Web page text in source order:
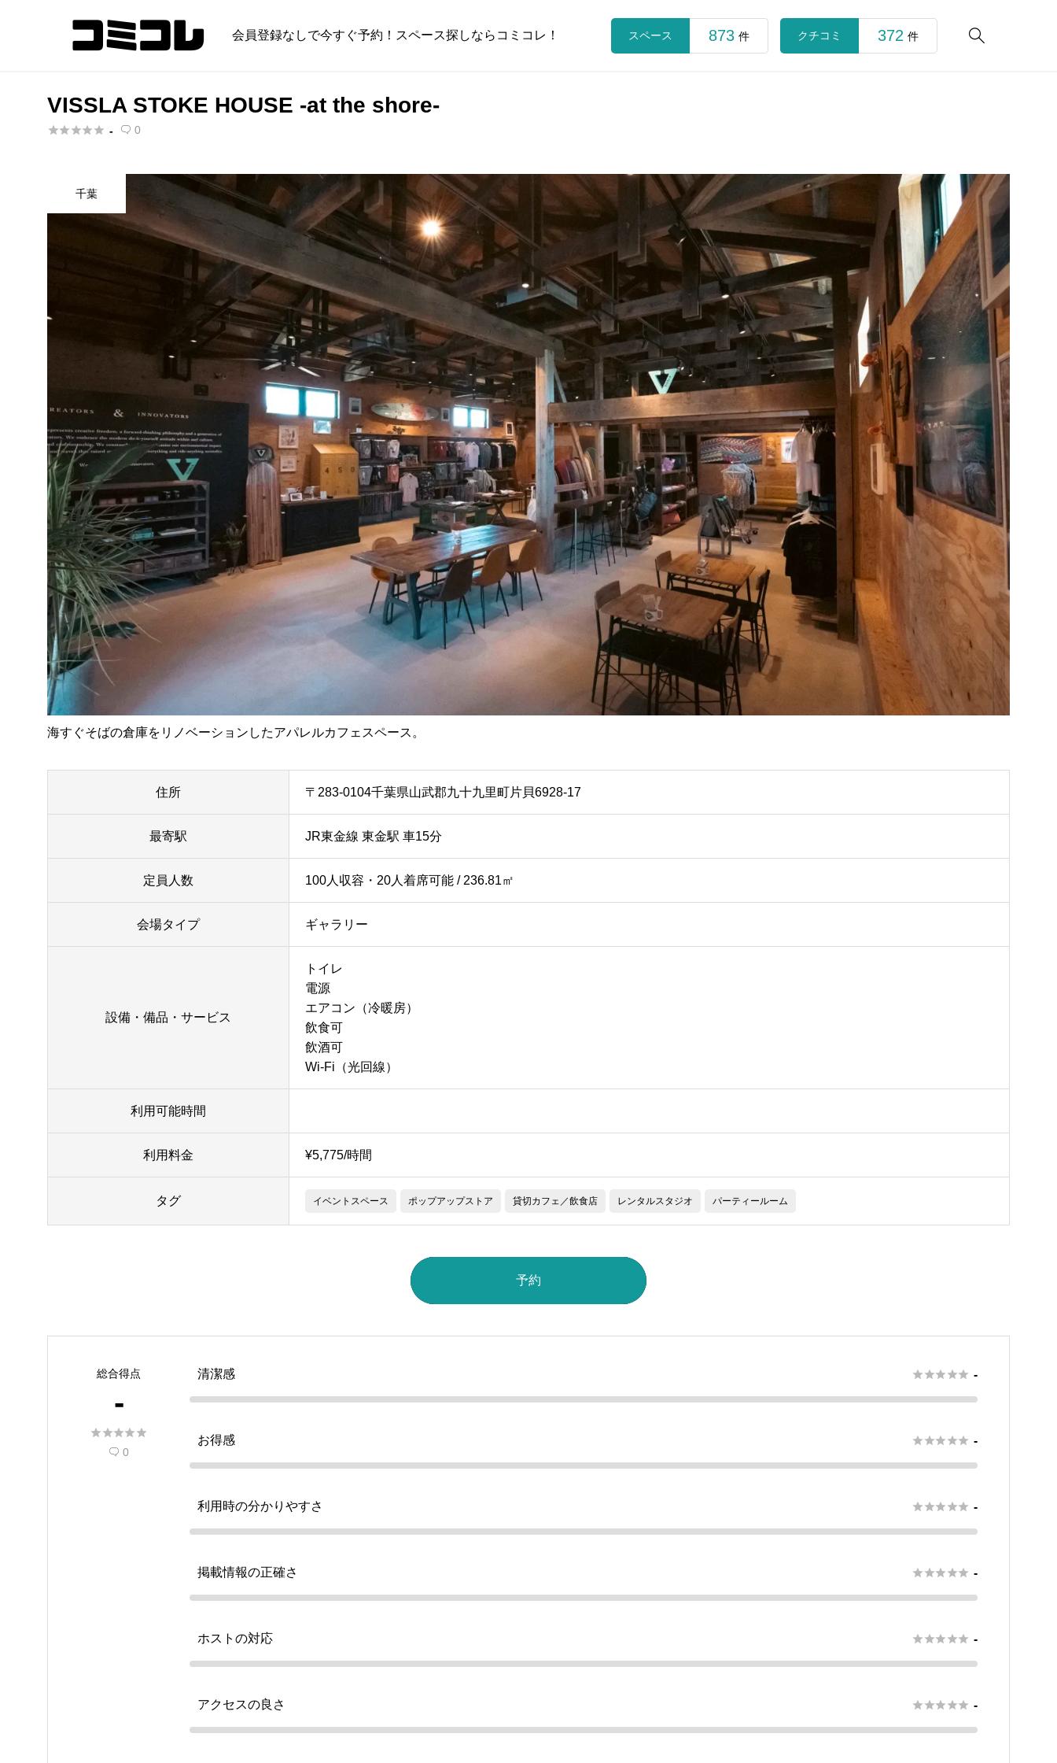
会員登録なしで今すぐ予約！スペース探しならコミコレ！ 
スペース 873 件 クチコミ 372 件
VISSLA STOKE HOUSE -at the shore-
 -  0
千葉
海すぐそばの倉庫をリノベーションしたアパレルカフェスペース。
住所 〒283-0104千葉県山武郡九十九里町片貝6928-17
最寄駅 JR東金線 東金駅 車15分
定員人数 100人収容・20人着席可能 / 236.81㎡
会場タイプ ギャラリー
設備・備品・サービス
トイレ
電源
エアコン（冷暖房）
飲食可
飲酒可
Wi-Fi（光回線）
利用可能時間
利用料金 ¥5,775/時間
タグ イベントスペース ポップアップストア 貸切カフェ／飲食店 レンタルスタジオ パーティールーム
予約
総合得点
-

 0
清潔感  -
お得感  -
利用時の分かりやすさ  -
掲載情報の正確さ  -
ホストの対応  -
アクセスの良さ  -